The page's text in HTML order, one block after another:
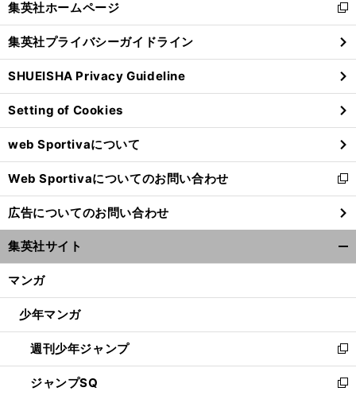
名
」
。
前
閉
る
集英社ホームページ
新
し
い
ウ
ィ
ン
ド
ウ
で
開
く
集英社プライバシーガイドライン
SHUEISHA Privacy Guideline
Setting of Cookies
web Sportivaについて
Web Sportivaについてのお問い合わせ
新
し
い
ウ
ィ
ン
ウ
開
く
広告についてのお問い合わせ
集英社サイト
マンガ
少年マンガ
週刊少年ジャンプ
新
し
い
ジャンプSQ
新